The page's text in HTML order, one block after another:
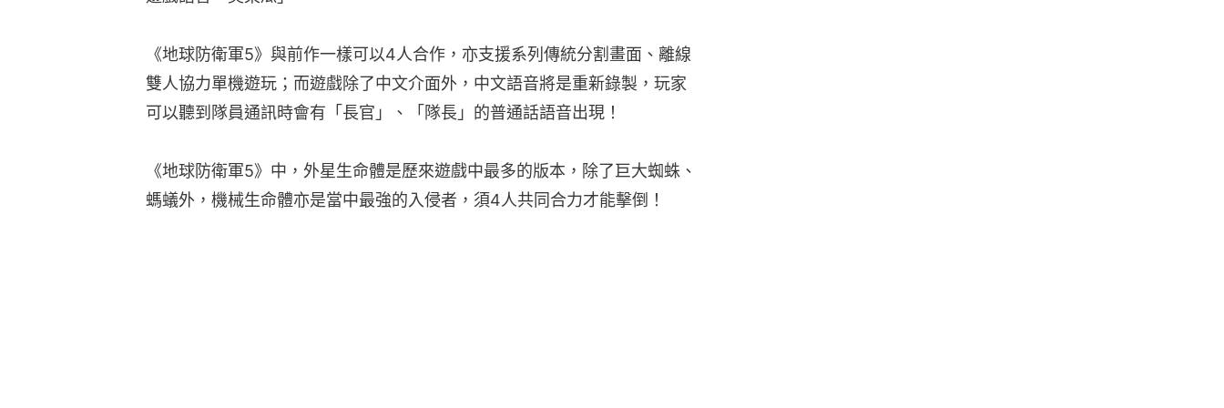
《地球防衛軍5》與前作一樣可以4人合作，亦支援系列傳統分割畫面、離線
雙人協力單機遊玩；而遊戲除了中文介面外，中文語音將是重新錄製，玩家
可以聽到隊員通訊時會有「長官」、「隊長」的普通話語音出現！
《地球防衛軍5》中，外星生命體是歷來遊戲中最多的版本，除了巨大蜘蛛、
螞蟻外，機械生命體亦是當中最強的入侵者，須4人共同合力才能擊倒！